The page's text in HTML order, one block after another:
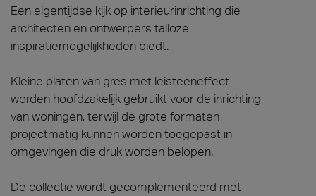
Een eigentijdse kijk op interieurinrichting die
architecten en ontwerpers talloze
inspiratiemogelijkheden biedt.
Kleine platen van gres met leisteeneffect
worden hoofdzakelijk gebruikt voor de inrichting
van woningen, terwijl de grote formaten
projectmatig kunnen worden toegepast in
omgevingen die druk worden belopen.
De collectie wordt gecomplementeerd met